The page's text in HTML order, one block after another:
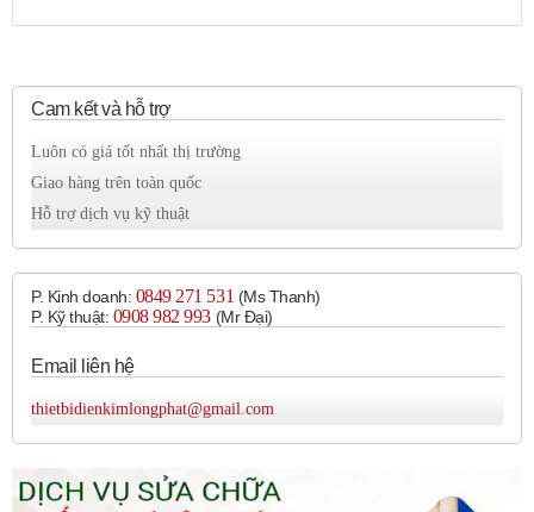
Cam kết và hỗ trợ
Luôn có giá tốt nhất thị trường
Giao hàng trên toàn quốc
Hỗ trợ dịch vụ kỹ thuật
P. Kinh doanh: 0849 271 531 (Ms Thanh)
P. Kỹ thuật: 0908 982 993​ (Mr Đại)
Email liên hệ
thietbidienkimlongphat@gmail.com